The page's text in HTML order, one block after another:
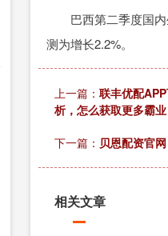
巴西第二季度国内
测为增长2.2%。
上一篇： 联丰优配
析，怎么获取更多霸业
下一篇： 贝恩配资官
相关文章